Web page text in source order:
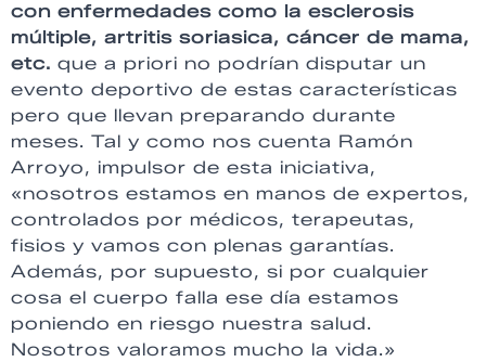
con enfermedades como la esclerosis
múltiple, artritis soriasica, cáncer de mama,
etc. que a priori no podrían disputar un
evento deportivo de estas características
pero que llevan preparando durante
meses. Tal y como nos cuenta Ramón
Arroyo, impulsor de esta iniciativa,
«nosotros estamos en manos de expertos,
controlados por médicos, terapeutas,
fisios y vamos con plenas garantías.
Además, por supuesto, si por cualquier
cosa el cuerpo falla ese día estamos
poniendo en riesgo nuestra salud.
Nosotros valoramos mucho la vida.»